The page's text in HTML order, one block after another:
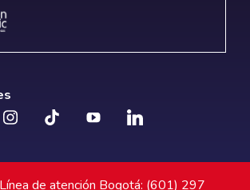
Línea de atención Bogotá: (601) 297